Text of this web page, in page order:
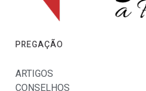
PREGAÇÃO
ARTIGOS
CONSELHOS